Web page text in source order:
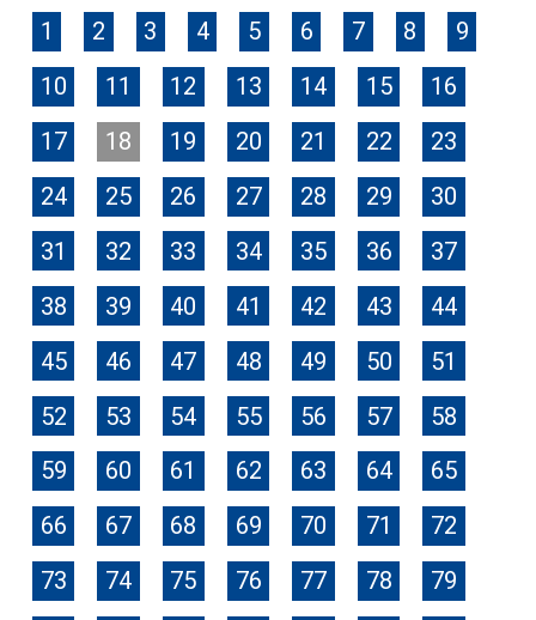
1 2 3 4 5 6 7 8
9
10
11 12 13 14 15
16
17
18 19 20 21 22
23
24
25 26 27 28 29
30
31
32 33 34 35 36
37
38
39 40 41 42 43
44
45
46 47 48 49 50
51
52
53 54 55 56 57
58
59
60 61 62 63 64
65
66
67 68 69 70 71
72
73
74 75 76 77 78
79